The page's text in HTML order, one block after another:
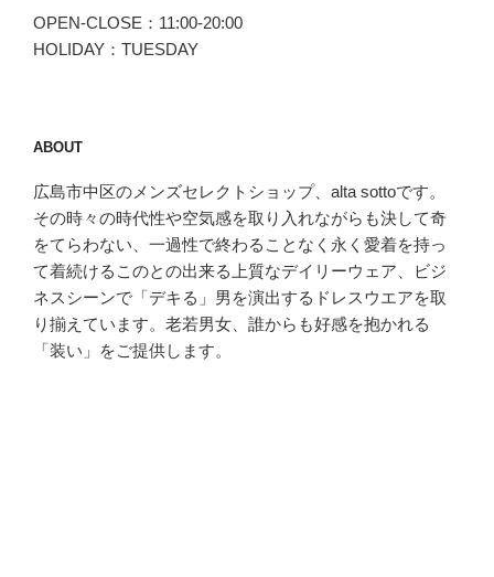
OPEN-CLOSE：11:00-20:00
HOLIDAY：TUESDAY
ABOUT
広島市中区のメンズセレクトショップ、alta sottoです。
その時々の時代性や空気感を取り入れながらも決して奇
をてらわない、一過性で終わることなく永く愛着を持っ
て着続けるこのとの出来る上質なデイリーウェア、ビジ
ネスシーンで「デキる」男を演出するドレスウエアを取
り揃えています。老若男女、誰からも好感を抱かれる
「装い」をご提供します。